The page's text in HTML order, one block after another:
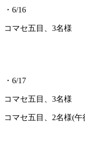
・6/16
コマセ五目、3名様
・6/17
コマセ五目、3名様
コマセ五目、2名様(午